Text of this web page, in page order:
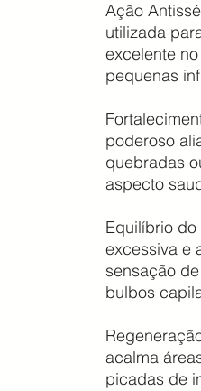
Ação
utilizada
excelente
pequenas
poderoso
quebradas
aspecto
Equilíbrio
excessiva e
sensação
bulbos
acalma
picadas de